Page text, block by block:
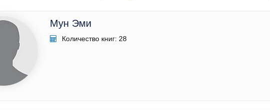
Мун Эми
Количество книг: 28